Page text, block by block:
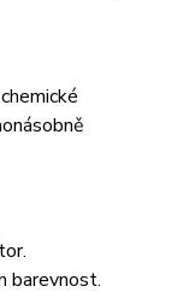
barevnost.